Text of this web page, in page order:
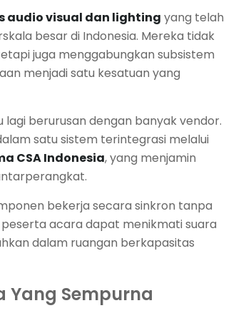
audio visual dan lighting yang telah
besar di Indonesia. Mereka tidak
juga menggabungkan subsistem
menjadi satu kesatuan yang
berurusan dengan banyak vendor.
satu sistem terintegrasi melalui
CSA Indonesia, yang menjamin
bekerja secara sinkron tanpa
peserta acara dapat menikmati suara
dalam ruangan berkapasitas
Yang Sempurna